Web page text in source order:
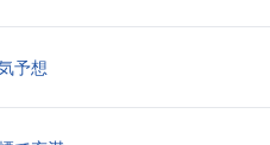
予想